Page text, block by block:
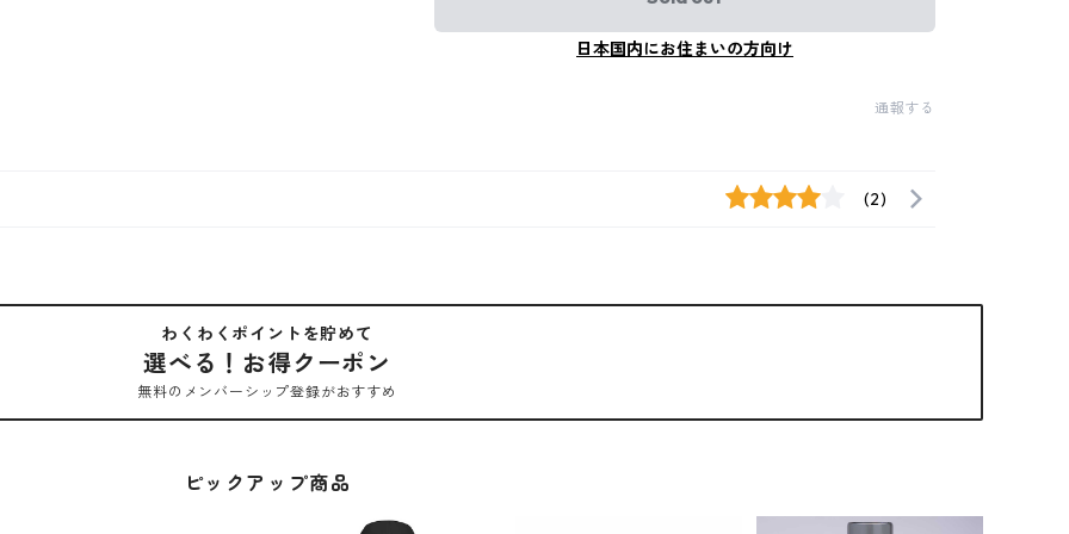
日本国内にお住まいの方向け
通報する
(2)
わくわくポイントを貯めて
選べる！お得クーポン
無料のメンバーシップ登録がおすすめ
ピックアップ商品